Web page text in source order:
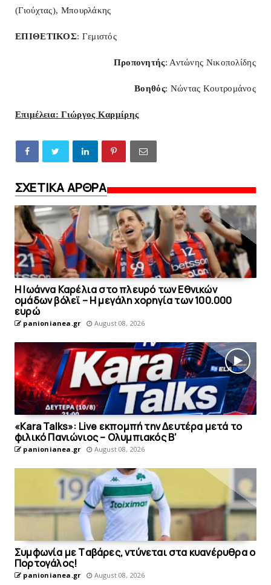
(Γιούχτας), Μπουρλάκης
ΕΠΙΘΕΤΙΚΟΣ: Γεμιστός
Προπονητής: Αντώνης Νικοπολίδης
Βοηθός: Νώντας Κουτρομάνος
Επιμέλεια: Γιώργος Καρμίρης
ΣΧΕΤΙΚΑ ΑΡΘΡΑ
Η Ιωάννα Καρέλια στο πλευρό των Εθνικών
ομάδων βόλεϊ – H μεγάλη χορηγία των 100.000
ευρώ
panionianea.gr August 08, 2026
«Kara Talks»: Live εκπομπή την Δευτέρα μετά το
φιλικό Πανιώνιος – Ολυμπιακός Β’
panionianea.gr August 08, 2026
Συμφωνία με Tαβάρες, ντύνεται στα κυανέρυθρα ο
Πορτογάλος!
panionianea.gr August 08, 2026